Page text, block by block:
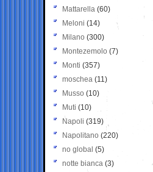
Mattarella (60)
Meloni (14)
Milano (300)
Montezemolo (7)
Monti (357)
moschea (11)
Musso (10)
Muti (10)
Napoli (319)
Napolitano (220)
no global (5)
notte bianca (3)